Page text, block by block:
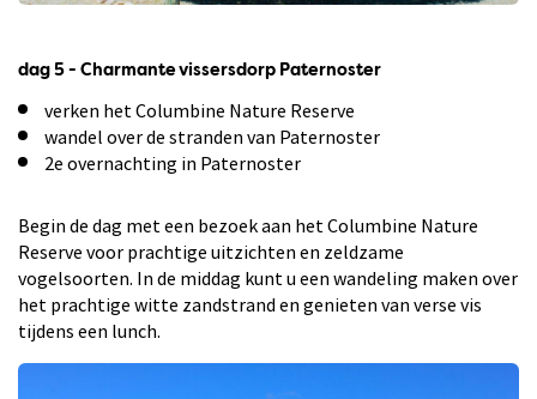
dag 5 - Charmante vissersdorp Paternoster
verken het Columbine Nature Reserve
wandel over de stranden van Paternoster
2e overnachting in Paternoster
Begin de dag met een bezoek aan het Columbine Nature
Reserve voor prachtige uitzichten en zeldzame
vogelsoorten. In de middag kunt u een wandeling maken over
het prachtige witte zandstrand en genieten van verse vis
tijdens een lunch.